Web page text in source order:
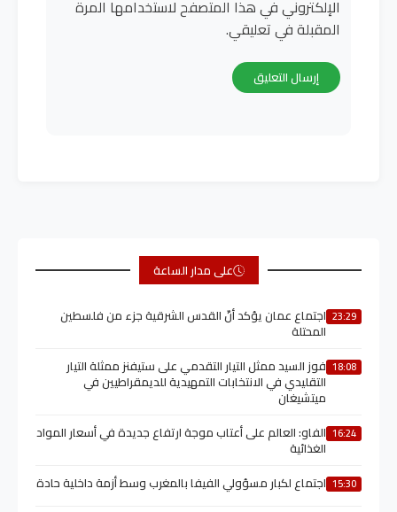
الإلكتروني في هذا المتصفح لاستخدامها المرة
المقبلة في تعليقي.
على مدار الساعة
23:29 اجتماع عمان يؤكد أنّ القدس الشرقية جزء من فلسطين
المحتلة
18:08 فوز السيد ممثل التيار التقدمي على ستيفنز ممثلة التيار
التقليدي في الانتخابات التمهيدية للديمقراطيين في
ميتشيغان
16:24 الفاو: العالم على أعتاب موجة ارتفاع جديدة في أسعار المواد
الغذائية
15:30 اجتماع لكبار مسؤولي الفيفا بالمغرب وسط أزمة داخلية حادة